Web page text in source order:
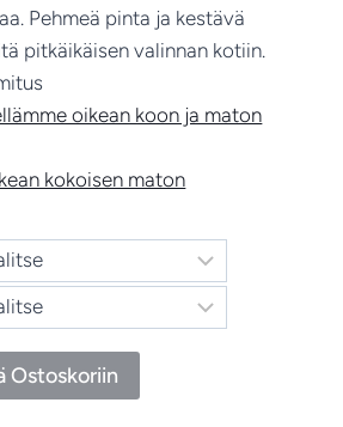
Pehmeä pinta ja kestävä
pitkäikäisen valinnan kotiin.
oikean koon ja maton
kokoisen maton
Ostoskoriin